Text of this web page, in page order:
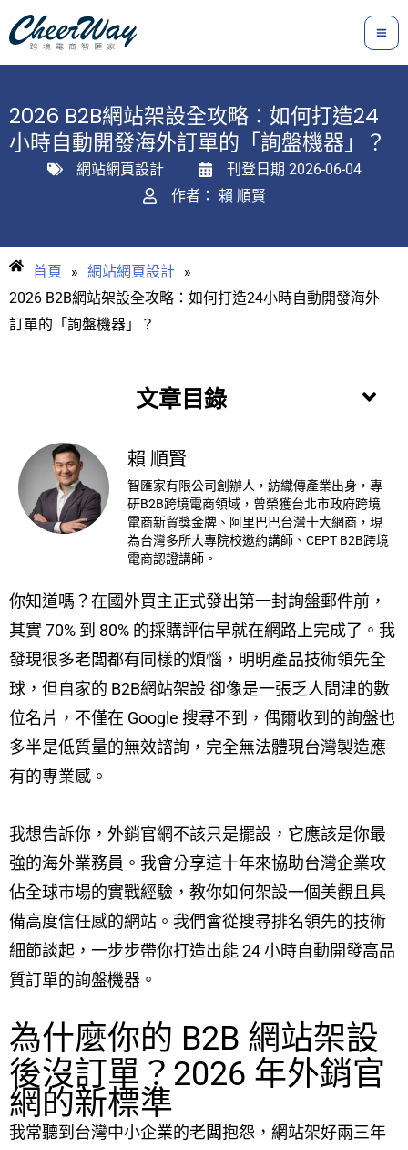
至
主
內
容
2026 B2B網站架設全攻略：如何打造24
小時自動開發海外訂單的「詢盤機器」？
網站網頁設計 刊登日期 2026-06-04
作者： 賴 順賢
首頁 » 網站網頁設計 »
2026 B2B網站架設全攻略：如何打造24小時自動開發海外
訂單的「詢盤機器」？
文章目錄
賴 順賢
智匯家有限公司創辦人，紡織傳產業出身，專
研B2B跨境電商領域，曾榮獲台北市政府跨境
電商新貿獎金牌、阿里巴巴台灣十大網商，現
為台灣多所大專院校邀約講師、CEPT B2B跨境
電商認證講師。
你知道嗎？在國外買主正式發出第一封詢盤郵件前，
其實 70% 到 80% 的採購評估早就在網路上完成了。我
發現很多老闆都有同樣的煩惱，明明產品技術領先全
球，但自家的 B2B網站架設 卻像是一張乏人問津的數
位名片，不僅在 Google 搜尋不到，偶爾收到的詢盤也
多半是低質量的無效諮詢，完全無法體現台灣製造應
有的專業感。
我想告訴你，外銷官網不該只是擺設，它應該是你最
強的海外業務員。我會分享這十年來協助台灣企業攻
佔全球市場的實戰經驗，教你如何架設一個美觀且具
備高度信任感的網站。我們會從搜尋排名領先的技術
細節談起，一步步帶你打造出能 24 小時自動開發高品
質訂單的詢盤機器。
為什麼你的 B2B 網站架設
後沒訂單？2026 年外銷官
網的新標準
我常聽到台灣中小企業的老闆抱怨，網站架好兩三年